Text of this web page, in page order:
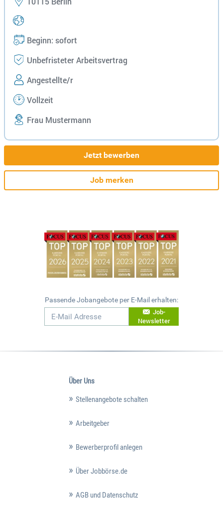
Beginn: sofort
Unbefristeter Arbeitsvertrag
Angestellte/r
Vollzeit
Frau Mustermann
Jetzt bewerben
Job merken
Passende Jobangebote per E-Mail erhalten:
Job-
Newsletter
Über Uns
Stellenangebote schalten
Arbeitgeber
Bewerberprofil anlegen
Über Jobbörse.de
AGB und Datenschutz